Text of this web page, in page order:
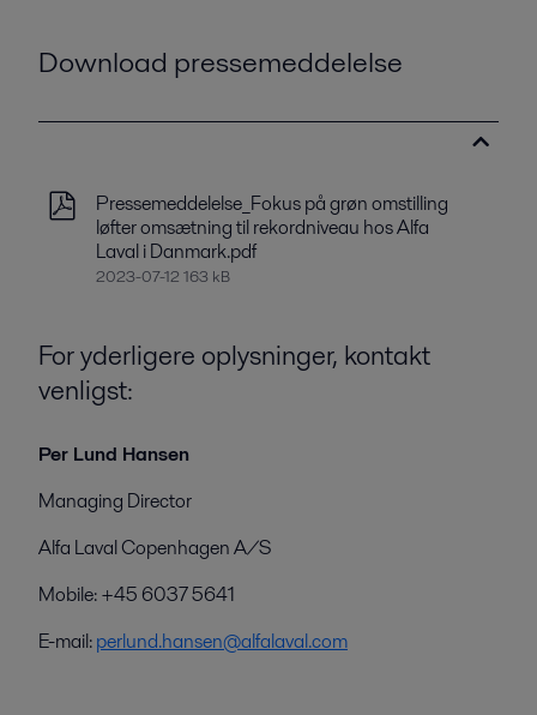
Download pressemeddelelse
Pressemeddelelse_Fokus på grøn omstilling
løfter omsætning til rekordniveau hos Alfa
Laval i Danmark.pdf
2023-07-12 163 kB
For yderligere oplysninger, kontakt
venligst:
Per Lund Hansen
Managing Director
Alfa Laval Copenhagen A/S
Mobile: +45 6037 5641
E-mail:perlund.hansen@alfalaval.com